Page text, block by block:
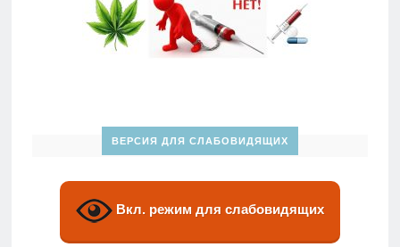
ВЕРСИЯ ДЛЯ СЛАБОВИДЯЩИХ
Вкл. режим для слабовидящих